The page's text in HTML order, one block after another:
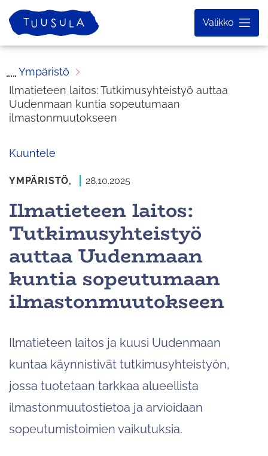
Siirry
sisältöön
Etusivu
Valikko
Ympäristö
Ilmatieteen laitos: Tutkimusyhteistyö auttaa
Uudenmaan kuntia sopeutumaan
ilmastonmuutokseen
Kuuntele
YMPÄRISTÖ, 28.10.2025
Ilmatieteen laitos:
Tutkimusyhteistyö
auttaa Uudenmaan
kuntia sopeutumaan
ilmastonmuutokseen
Ilmatieteen laitos ja kuusi Uudenmaan
kuntaa käynnistivät tutkimusyhteistyön,
jossa tuotetaan tarkkaa alueellista
ilmastonmuutostietoa ja arvioidaan
sopeutumistoimien vaikutuksia.